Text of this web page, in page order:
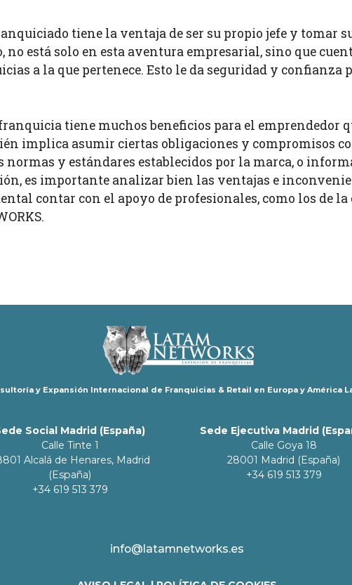
tiene la ventaja de ser su propio jefe y tomar
no está solo en esta aventura empresarial, sino que
a la que pertenece. Esto le da seguridad y confianza
tiene muchos beneficios para el emprendedor
implica asumir ciertas obligaciones y compromisos
normas y estándares establecidos por la marca, o
es importante analizar bien las ventajas e
contar con el apoyo de profesionales, como los de
y Expansión Internacional de Franquicias & Retail en Europa y América
Social Madrid (España)
Calle Tinte 1
Alcalá de Henares, Madrid
(España)
+34 619 513 379
Sede Ejecutiva Madrid
Calle Goya 18
28001 Madrid (España)
+34 619 513 379
info@latamnetworks.es